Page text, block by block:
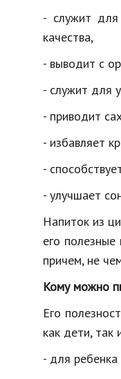
- служит для
качества,
- выводит с
- служит для
- приводит
- избавляет
-
- улучшает
Напиток из
его
причем, не
Кому можно
Его
как дети,
- для